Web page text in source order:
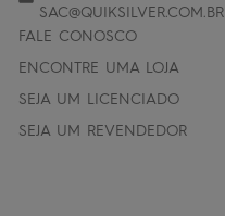
SAC@QUIKSILVER.COM.BR
FALE CONOSCO
ENCONTRE UMA LOJA
SEJA UM LICENCIADO
SEJA UM REVENDEDOR